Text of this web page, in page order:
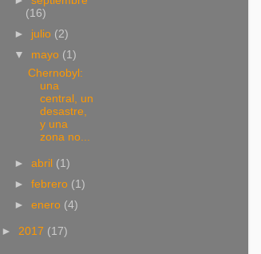
(16)
► julio (2)
▼ mayo (1)
Chernobyl:
una
central, un
desastre,
y una
zona no...
►abril (1)
►febrero (1)
►enero (4)
► 2017 (17)